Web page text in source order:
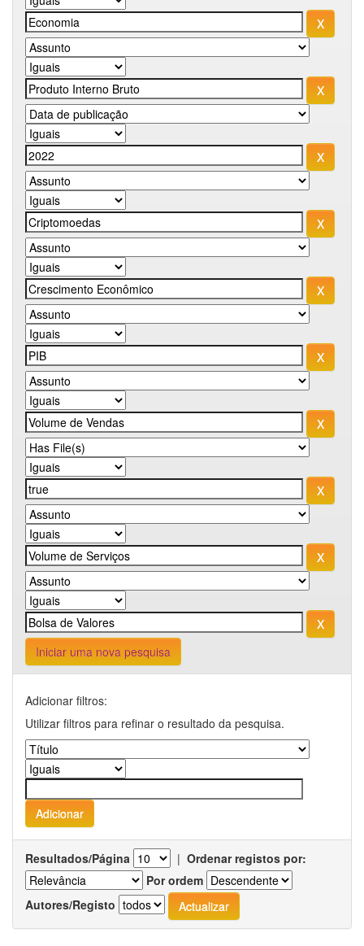
Iniciar uma nova pesquisa
Adicionar filtros:
Utilizar filtros para refinar o resultado da pesquisa.
Resultados/Página | Ordenar registos por:
Por ordem
Autores/Registo